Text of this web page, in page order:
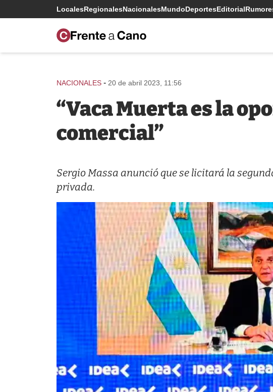
LocalesRegionalesNacionalesMundoDeportesEditorial
NACIONALES - 20 de abril 2023, 11:56
“Vaca Muerta es la
comercial”
Sergio Massa anunció que se licitará la
privada.